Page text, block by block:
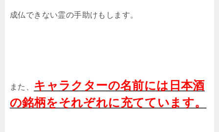
成仏できない霊の手助けもします。
また、
キャラクターの名前には日本酒
の銘柄をそれぞれに充てています。